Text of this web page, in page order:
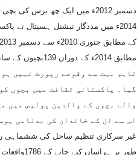
دسمبر 2012ء میں ایک چھ برس کی بچی کو عمر کوٹ کے قصبے غلام نبی شاہ میں ریپ کا نشانہ بنایا گیا تھا۔
2014ء میں مددگار نیشنل ہسپتال
مطابق 2014ء کے دوران 139بچیوں کے ساتھ گینگ ریپ جب کہ 290کے ساتھ ریپ کیا گیا۔
تاہم بہت سے وقوعے رپورٹ نہیں
گیا۔ پاکستانی ثقافت میں بچوں
والے بچوں کے والدین پولیس میں
اس سے ان کے خاندان کی بدنامی